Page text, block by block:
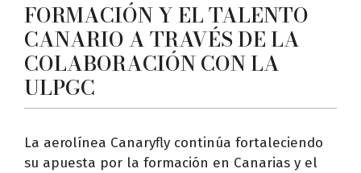
FORMACIÓN Y EL TALENTO
CANARIO A TRAVÉS DE LA
COLABORACIÓN CON LA
ULPGC
La aerolínea Canaryfly continúa fortaleciendo
su apuesta por la formación en Canarias y el